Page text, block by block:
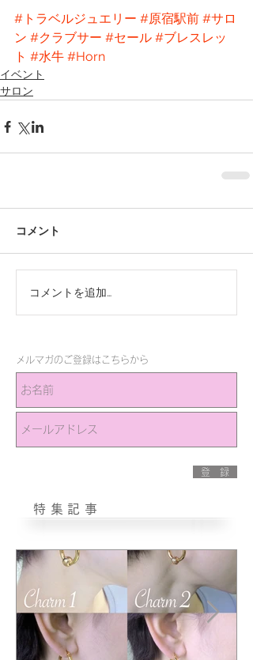
#トラベルジュエリー #原宿駅前 #サロ
ン #クラブサー #セール #ブレスレッ
ト #水牛 #Horn
イベント
サロン
コメント
コメントを追加…
メルマガのご登録はこちらから
登 録
特集記事